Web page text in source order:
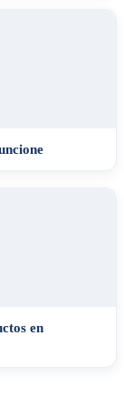
en